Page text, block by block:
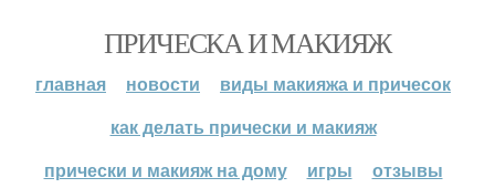
ПРИЧЕСКА И МАКИЯЖ
главная новости
виды макияжа и причесок
как делать прически и макияж
прически и макияж на дому
игры отзывы